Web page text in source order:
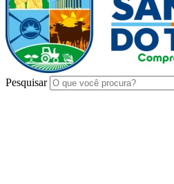
Pesquisar